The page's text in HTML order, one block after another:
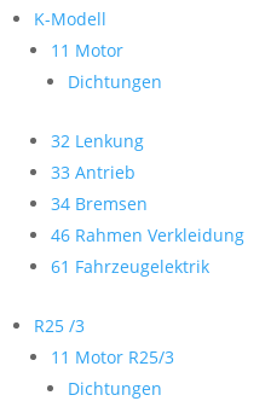
K-Modell
11 Motor
Dichtungen
32 Lenkung
33 Antrieb
34 Bremsen
46 Rahmen Verkleidung
61 Fahrzeugelektrik
R25 /3
11 Motor R25/3
Dichtungen